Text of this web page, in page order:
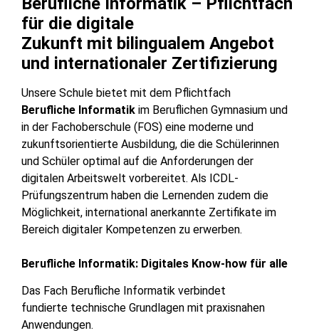
für die digitale
Zukunft mit bilingualem Angebot
und internationaler Zertifizierung
Unsere Schule bietet mit dem Pflichtfach
Berufliche Informatik im Beruflichen Gymnasium und
in der Fachoberschule (FOS) eine moderne und
zukunftsorientierte Ausbildung, die die Schülerinnen
und Schüler optimal auf die Anforderungen der
digitalen Arbeitswelt vorbereitet. Als ICDL-
Prüfungszentrum haben die Lernenden zudem die
Möglichkeit, international anerkannte Zertifikate im
Bereich digitaler Kompetenzen zu erwerben.
Berufliche Informatik: Digitales Know-how für alle
Das Fach Berufliche Informatik verbindet
fundierte technische Grundlagen mit praxisnahen
Anwendungen.